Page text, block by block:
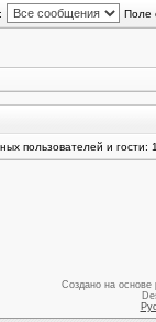
Поле
пользователей и гости:
Создано на основе